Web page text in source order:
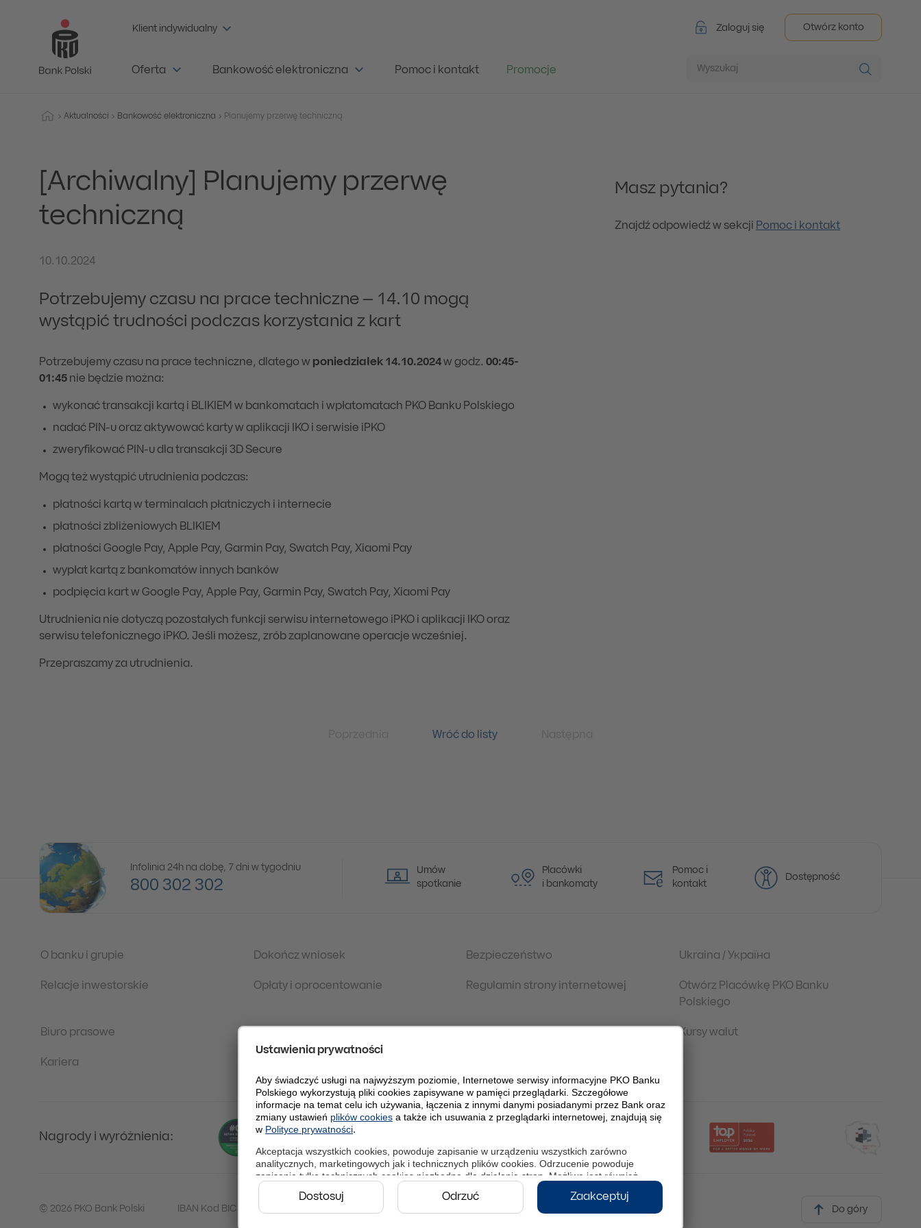
Klient indywidualny
Oferta Bankowość elektroniczna Pomoc i kontakt Promocje
Zaloguj się Otwórz konto
Wyszukaj
Aktualności Bankowość elektroniczna Planujemy przerwę techniczną
[Archiwalny] Planujemy przerwę
techniczną
10.10.2024
Potrzebujemy czasu na prace techniczne – 14.10 mogą
wystąpić trudności podczas korzystania z kart
Potrzebujemy czasu na prace techniczne, dlatego w poniedziałek 14.10.2024 w godz. 00:45-
01:45 nie będzie można:
wykonać transakcji kartą i BLIKIEM w bankomatach i wpłatomatach PKO Banku Polskiego
nadać PIN-u oraz aktywować karty w aplikacji IKO i serwisie iPKO
zweryfikować PIN-u dla transakcji 3D Secure
Mogą też wystąpić utrudnienia podczas:
płatności kartą w terminalach płatniczych i internecie
płatności zbliżeniowych BLIKIEM
płatności Google Pay, Apple Pay, Garmin Pay, Swatch Pay, Xiaomi Pay
wypłat kartą z bankomatów innych banków
podpięcia kart w Google Pay, Apple Pay, Garmin Pay, Swatch Pay, Xiaomi Pay
Utrudnienia nie dotyczą pozostałych funkcji serwisu internetowego iPKO i aplikacji IKO oraz
serwisu telefonicznego iPKO. Jeśli możesz, zrób zaplanowane operacje wcześniej.
Przepraszamy za utrudnienia.
Masz pytania?
Znajdź odpowiedź w sekcji Pomoc i kontakt
Wróć do listy
Infolinia 24h na dobę, 7 dni w tygodniu
800 302 302
Umów
spotkanie
Placówki
i bankomaty
Pomoc i
kontakt
Dostępność
O banku i grupie
Relacje inwestorskie
Biuro prasowe
Kariera
Dokończ wniosek
Opłaty i oprocentowanie
Bezpieczeństwo
Regulamin strony internetowej
Ukraina / Україна
Otwórz Placówkę PKO Banku
Polskiego
Kursy walut
Nagrody i wyróżnienia:
© 2026 PKO Bank Polski IBAN Kod BIC (Swift): BPKOPLPW Do góry